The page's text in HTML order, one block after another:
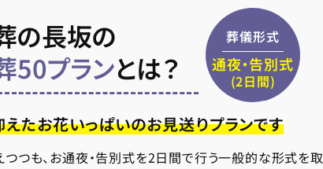
の長坂の
50プランとは？
葬儀形式
通夜・告別式
(2日間)
たお花いっぱいのお見送りプランです
つつも、お通夜・告別式を2日間で行う一般的な形式を取